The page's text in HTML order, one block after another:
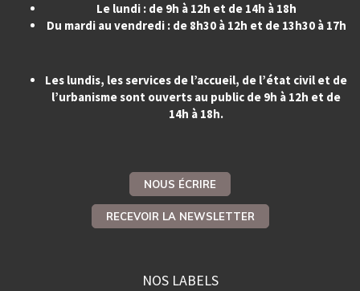
Le lundi : de 9h à 12h et de 14h à 18h
Du mardi au vendredi : de 8h30 à 12h et de 13h30 à 17h
Les lundis, les services de l’accueil, de l’état civil et de
l’urbanisme sont ouverts au public de 9h à 12h et de
14h à 18h.
NOUS ÉCRIRE
RECEVOIR LA NEWSLETTER
NOS LABELS